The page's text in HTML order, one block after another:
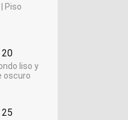
Piso
20
liso y
oscuro